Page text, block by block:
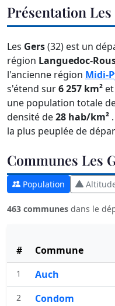
Présentation Les
Les Gers(32) est un
région Languedoc-
l'ancienne région Midi-
s'étend sur6 257 km²
une population totale
densité de28 hab/km²
la plus peuplée de
Communes Les
Population
463 communes dans le
# Commune
1 Auch
2 Condom